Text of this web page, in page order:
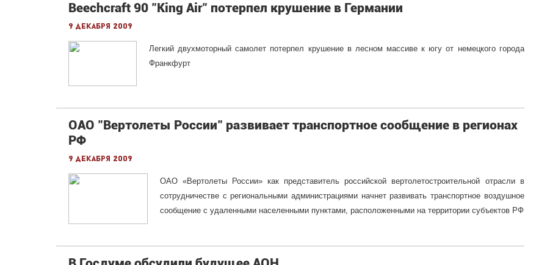
Beechcraft 90 "King Air" потерпел крушение в Германии
9 декабря 2009
Легкий двухмоторный самолет потерпел крушение в лесном массиве к югу от немецкого города
Франкфурт
ОАО "Вертолеты России" развивает транспортное сообщение в регионах
РФ
9 декабря 2009
ОАО «Вертолеты России» как представитель российской вертолетостроительной отрасли в
сотрудничестве с региональными администрациями начнет развивать транспортное воздушное
сообщение с удаленными населенными пунктами, расположенными на территории субъектов РФ